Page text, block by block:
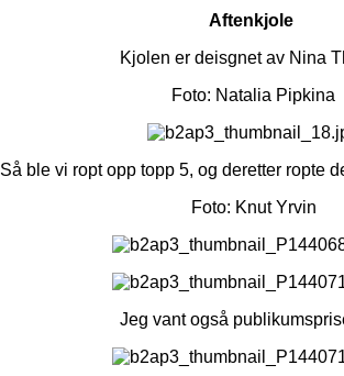
Aftenkjole
Kjolen er deisgnet av Nina
Foto: Natalia Pipkina
Så ble vi ropt opp topp 5, og deretter ropte
Foto: Knut Yrvin
Jeg vant også